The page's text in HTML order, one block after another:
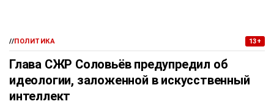
//ПОЛИТИКА 13+
Глава СЖР Соловьёв предупредил об
идеологии, заложенной в искусственный
интеллект